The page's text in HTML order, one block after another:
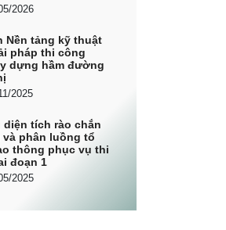
2026
Nền tảng kỹ thuật
pháp thi công
dựng hầm đường
2025
diện tích rào chắn
phân luồng tổ
thông phục vụ thi
đoạn 1
2025